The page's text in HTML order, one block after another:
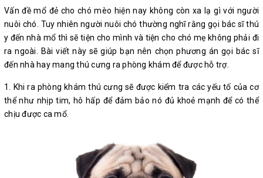
Vấn đề mổ đẻ cho chó mèo hiện nay không còn xa lạ gì với người
nuôi chó. Tuy nhiên người nuôi chó thường nghĩ rằng gọi bác sĩ thú
y đến nhà mổ thì sẽ tiện cho mình và tiện cho chó mẹ không phải đi
ra ngoài. Bài viết này sẽ giúp bạn nên chọn phương án gọi bác sĩ
đến nhà hay mang thú cưng ra phòng khám để được hỗ trợ.
1. Khi ra phòng khám thú cưng sẽ được kiểm tra các yếu tố của cơ
thể như nhịp tim, hô hấp để đảm bảo nó đủ khoẻ mạnh để có thể
chịu được ca mổ.